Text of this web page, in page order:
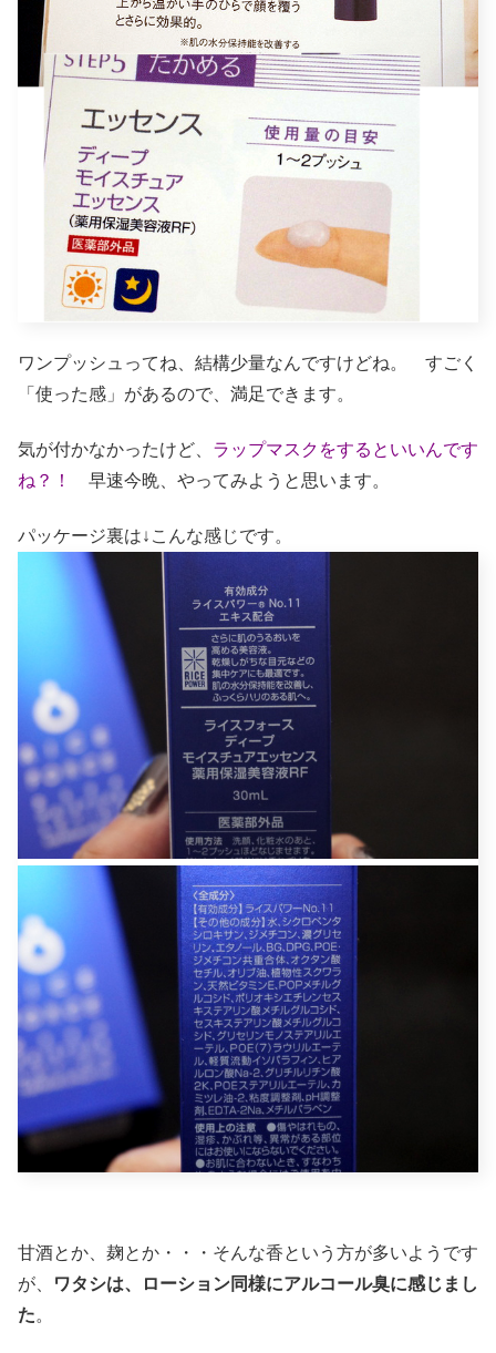
ワンプッシュってね、結構少量なんですけどね。 すごく
「使った感」があるので、満足できます。
気が付かなかったけど、 ラップマスクをするといいんです
ね？！
早速今晩、やってみようと思います。
パッケージ裏は↓こんな感じです。
甘酒とか、麹とか・・・そんな香という方が多いようです
が、
ワタシは、ローション同様にアルコール臭に感じまし
た。